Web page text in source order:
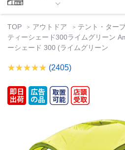
TOP アウトドア テント・ター
ティーシェード300ライムグリーン
ーシェード 300 (ライムグリーン
(2405)